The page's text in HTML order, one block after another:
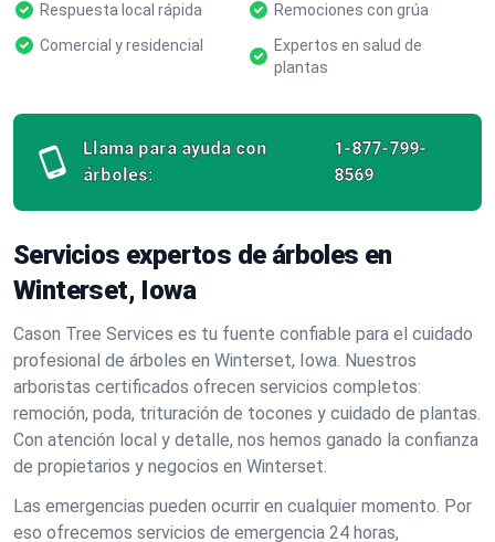
Respuesta local rápida
Remociones con grúa
Comercial y residencial
Expertos en salud de
plantas
Llama para ayuda con
árboles:
1-877-799-
8569
Servicios expertos de árboles en
Winterset, Iowa
Cason Tree Services es tu fuente confiable para el cuidado
profesional de árboles en Winterset, Iowa. Nuestros
arboristas certificados ofrecen servicios completos:
remoción, poda, trituración de tocones y cuidado de plantas.
Con atención local y detalle, nos hemos ganado la confianza
de propietarios y negocios en Winterset.
Las emergencias pueden ocurrir en cualquier momento. Por
eso ofrecemos servicios de emergencia 24 horas,